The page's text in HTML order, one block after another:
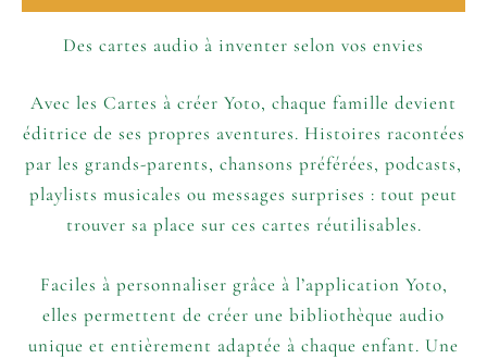
Des cartes audio à inventer selon vos envies
Avec les Cartes à créer Yoto, chaque famille devient
éditrice de ses propres aventures. Histoires racontées
par les grands-parents, chansons préférées, podcasts,
playlists musicales ou messages surprises : tout peut
trouver sa place sur ces cartes réutilisables.
Faciles à personnaliser grâce à l’application Yoto,
elles permettent de créer une bibliothèque audio
unique et entièrement adaptée à chaque enfant. Une